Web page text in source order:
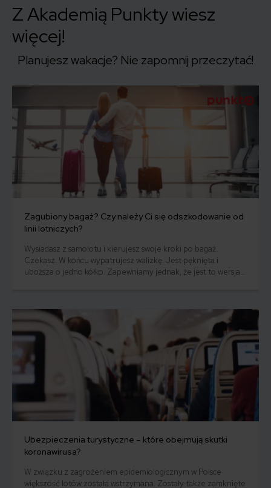
Z Akademią Punkty wiesz
więcej!
Planujesz wakacje? Nie zapomnij przeczytać!
Zagubiony bagaż? Czy należy Ci się odszkodowanie od
linii lotniczych?
Wysiadasz z samolotu i kierujesz swoje kroki po bagaż.
Czekasz. W końcu wypatrujesz walizkę. Jest pęknięta i
uboższa o jedno kółko. Zapewniamy jednak, że jest to wersja
się odszkodowanie od linii lotniczych za zagubiony bagaż?
Ubezpieczenia turystyczne – które obejmują skutki
koronawirusa?
W związku z zagrożeniem epidemiologicznym w Polsce
większość lotów została wstrzymana. Zostały także zamknięte